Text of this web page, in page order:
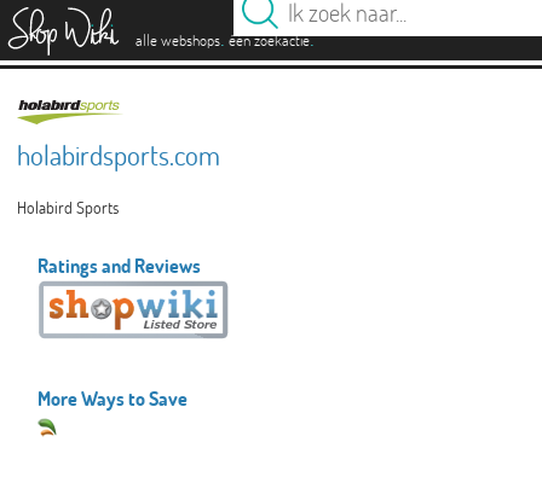
alle webshops. één zoekactie.
holabirdsports.com
Holabird Sports
Ratings and Reviews
More Ways to Save